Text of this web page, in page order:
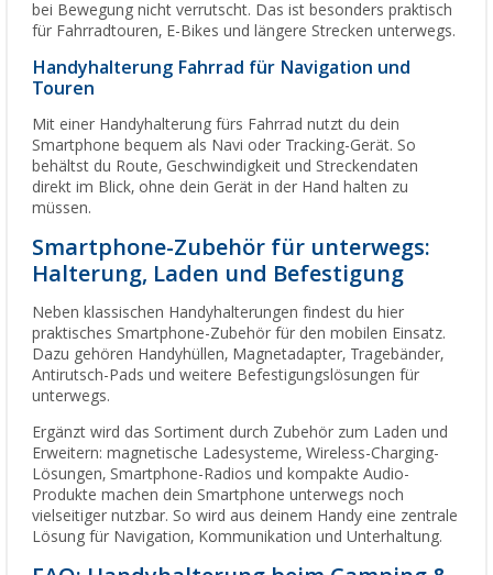
bei Bewegung nicht verrutscht. Das ist besonders praktisch
für Fahrradtouren, E-Bikes und längere Strecken unterwegs.
Handyhalterung Fahrrad für Navigation und
Touren
Mit einer Handyhalterung fürs Fahrrad nutzt du dein
Smartphone bequem als Navi oder Tracking-Gerät. So
behältst du Route, Geschwindigkeit und Streckendaten
direkt im Blick, ohne dein Gerät in der Hand halten zu
müssen.
Smartphone-Zubehör für unterwegs:
Halterung, Laden und Befestigung
Neben klassischen Handyhalterungen findest du hier
praktisches Smartphone-Zubehör für den mobilen Einsatz.
Dazu gehören Handyhüllen, Magnetadapter, Tragebänder,
Antirutsch-Pads und weitere Befestigungslösungen für
unterwegs.
Ergänzt wird das Sortiment durch Zubehör zum Laden und
Erweitern: magnetische Ladesysteme, Wireless-Charging-
Lösungen, Smartphone-Radios und kompakte Audio-
Produkte machen dein Smartphone unterwegs noch
vielseitiger nutzbar. So wird aus deinem Handy eine zentrale
Lösung für Navigation, Kommunikation und Unterhaltung.